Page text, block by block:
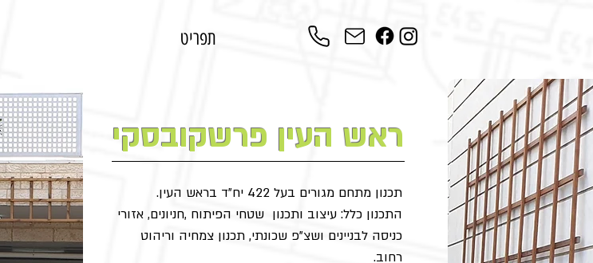
תפריט
ראש העין פרשקובסקי
תכנון מתחם מגורים בעל 422 יח"ד בראש העין.
התכנון כלל: עיצוב ותכנון שטחי הפיתוח ,חניונים, אזורי
כניסה לבניינים ושצ"פ שכונתי, תכנון צמחיה וריהוט
רחוב.